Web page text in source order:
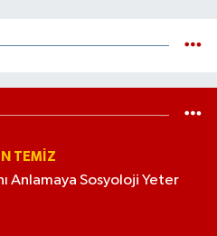
TEMIZ
Anlamaya Sosyoloji Yeter